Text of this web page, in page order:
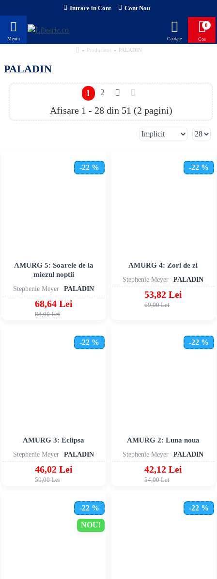
Intrare in Cont Cont Nou
0
Producator PALADIN
PALADIN
1 2
Afisare 1 - 28 din 51 (2 pagini)
-22 %
Stephenie Meyer PALADIN
AMURG 5: Soarele de la
miezul noptii
68,64 Lei
88,00 Lei
-22 %
Stephenie Meyer PALADIN
AMURG 4: Zori de zi
53,82 Lei
69,00 Lei
-22 %
Stephenie Meyer PALADIN
AMURG 3: Eclipsa
46,02 Lei
59,00 Lei
-22 %
Stephenie Meyer PALADIN
AMURG 2: Luna noua
42,12 Lei
54,00 Lei
NOU!
-22 % -22 %